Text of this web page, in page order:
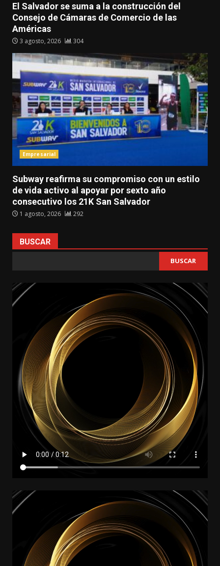
El Salvador se suma a la construcción del
Consejo de Cámaras de Comercio de las
Américas
3 agosto, 2026 304
Empresarial
Subway reafirma su compromiso con un estilo
de vida activo al apoyar por sexto año
consecutivo los 21K San Salvador
1 agosto, 2026 292
BUSCAR
BUSCAR